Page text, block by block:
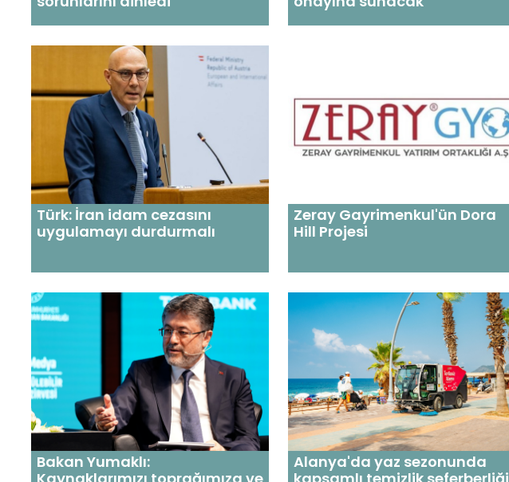
Türk: İran idam cezasını
uygulamayı durdurmalı
Zeray Gayrimenkul'ün Dora
Hill Projesi
Bakan Yumaklı:
Alanya'da yaz sezonunda